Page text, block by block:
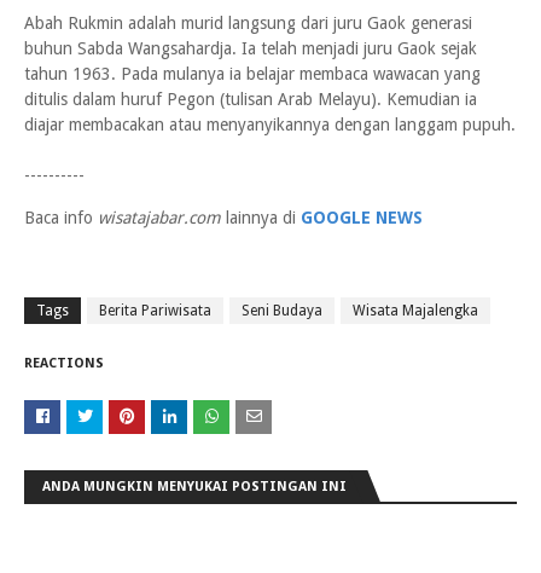
Abah Rukmin adalah murid langsung dari juru Gaok generasi
buhun Sabda Wangsahardja. Ia telah menjadi juru Gaok sejak
tahun 1963. Pada mulanya ia belajar membaca wawacan yang
ditulis dalam huruf Pegon (tulisan Arab Melayu). Kemudian ia
diajar membacakan atau menyanyikannya dengan langgam pupuh.
----------
Baca info wisatajabar.com lainnya di GOOGLE NEWS
Tags Berita Pariwisata Seni Budaya Wisata Majalengka
REACTIONS
ANDA MUNGKIN MENYUKAI POSTINGAN INI